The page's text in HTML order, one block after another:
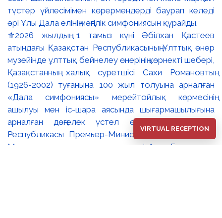
⚜️2026 жылдың 1 тамыз күні Әбілхан Қастеев
атындағы Қазақстан Республикасының Ұлттық өнер
музейінде ұлттық бейнелеу өнерінің көрнекті шебері,
Қазақстанның халық суретшісі Сахи Романовтың
(1926-2002) туғанына 100 жыл толуына арналған
«Дала симфониясы» мерейтойлық көрмесінің
ашылуы мен іс-шара аясында шығармашылығына
арналған дөңгелек үстел өтті. 🔹Қазақстан
Республикасы Премьер-Министрінің орынбасары –
Мәдениет және ақпарат министрі Аида Ғалымқызы
VIRTUAL RECEPTION